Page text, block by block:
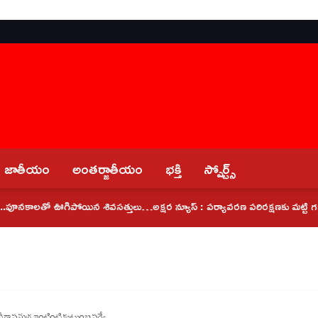
జాతీయం అంతర్జాతీయం భక్తి స్పోర్ట్స్
ఊగిపోయిన శివసత్తులు…అక్షర న్యూస్ : పర్యావరణ పరిరక్షణకు మట్టి